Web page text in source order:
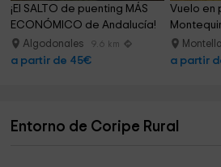
¡El SALTO de puenting MÁS
ECONÓMICO de Andalucía!
Algodonales 9.6 km
a partir de 45€
Vuelo en
a partir
Entorno de Coripe Rural